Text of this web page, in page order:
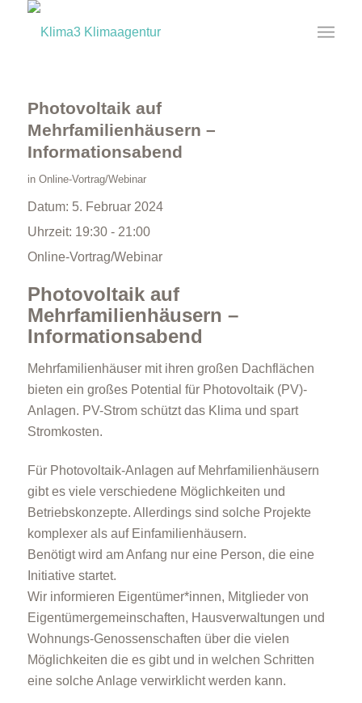
Photovoltaik auf
Mehrfamilienhäusern –
Informationsabend
in Online-Vortrag/Webinar
Datum: 5. Februar 2024
Uhrzeit: 19:30 - 21:00
Online-Vortrag/Webinar
Photovoltaik auf
Mehrfamilienhäusern –
Informationsabend
Mehrfamilienhäuser mit ihren großen Dachflächen
bieten ein großes Potential für Photovoltaik (PV)-
Anlagen. PV-Strom schützt das Klima und spart
Stromkosten.
Für Photovoltaik-Anlagen auf Mehrfamilienhäusern
gibt es viele verschiedene Möglichkeiten und
Betriebskonzepte. Allerdings sind solche Projekte
komplexer als auf Einfamilienhäusern.
Benötigt wird am Anfang nur eine Person, die eine
Initiative startet.
Wir informieren Eigentümer*innen, Mitglieder von
Eigentümergemeinschaften, Hausverwaltungen und
Wohnungs-Genossenschaften über die vielen
Möglichkeiten die es gibt und in welchen Schritten
eine solche Anlage verwirklicht werden kann.